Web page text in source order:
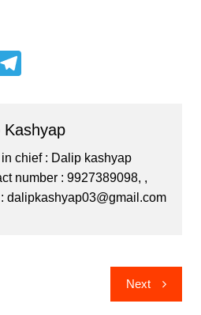
T
gr
a
m
Kashyap
in chief : Dalip kashyap
number : 9927389098, ,
dalipkashyap03@gmail.com
Next